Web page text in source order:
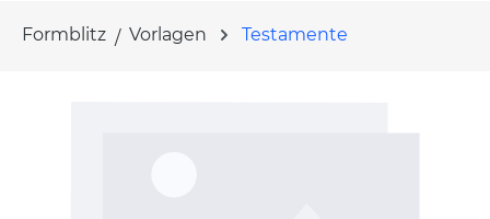
Formblitz Vorlagen Testamente